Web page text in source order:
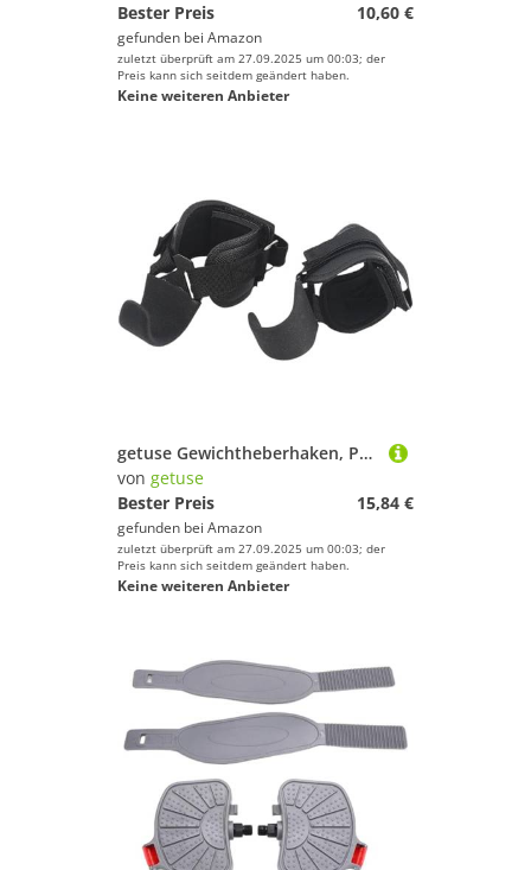
Bester Preis
10,60 €
gefunden bei Amazon
zuletzt überprüft am 27.09.2025 um 00:03; der
Preis kann sich seitdem geändert haben.
Keine weiteren Anbieter
getuse Gewichtheberhaken, Paar mit dicken Polstergriffen, Handgelenkschlaufen für Kreuzheben, Klimmzugstange, Krafttraining
von getuse
Bester Preis
15,84 €
gefunden bei Amazon
zuletzt überprüft am 27.09.2025 um 00:03; der
Preis kann sich seitdem geändert haben.
Keine weiteren Anbieter